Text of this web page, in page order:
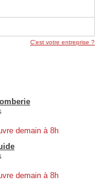
C'est votre entreprise ?
demain à 8h
demain à 8h